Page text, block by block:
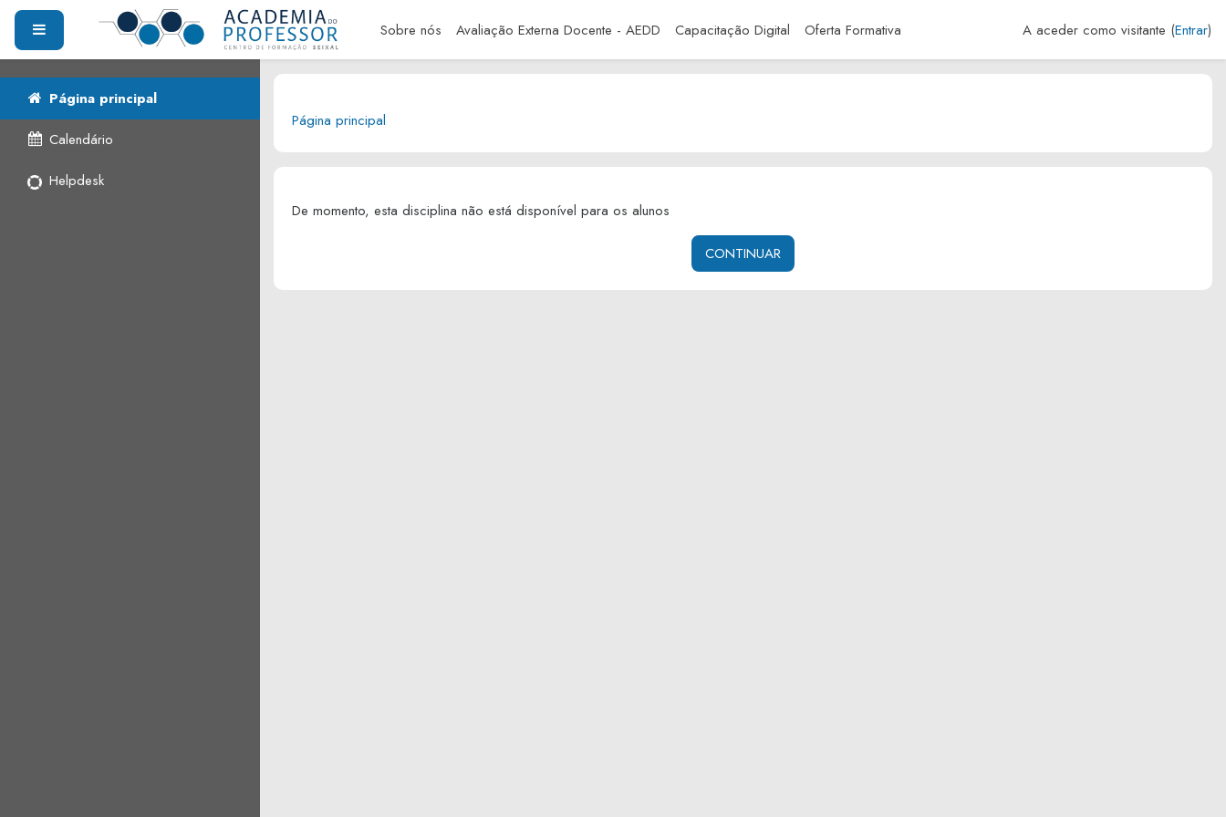
Ir para o conteúdo principal
PAINEL LATERAL
Sobre nós Avaliação Externa Docente - AEDD Capacitação Digital Oferta Formativa A aceder como visitante (Entrar)
Página principal
Calendário
Helpdesk
Página principal
De momento, esta disciplina não está disponível para os alunos
CONTINUAR